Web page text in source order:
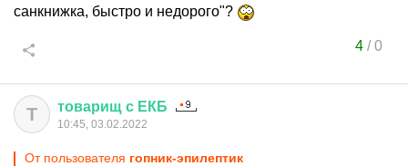
санкнижка, быстро и недорого"?
4/0
Т товарищ с ЕКБ
10:45, 03.02.2022
От пользователя гопник-эпилептик